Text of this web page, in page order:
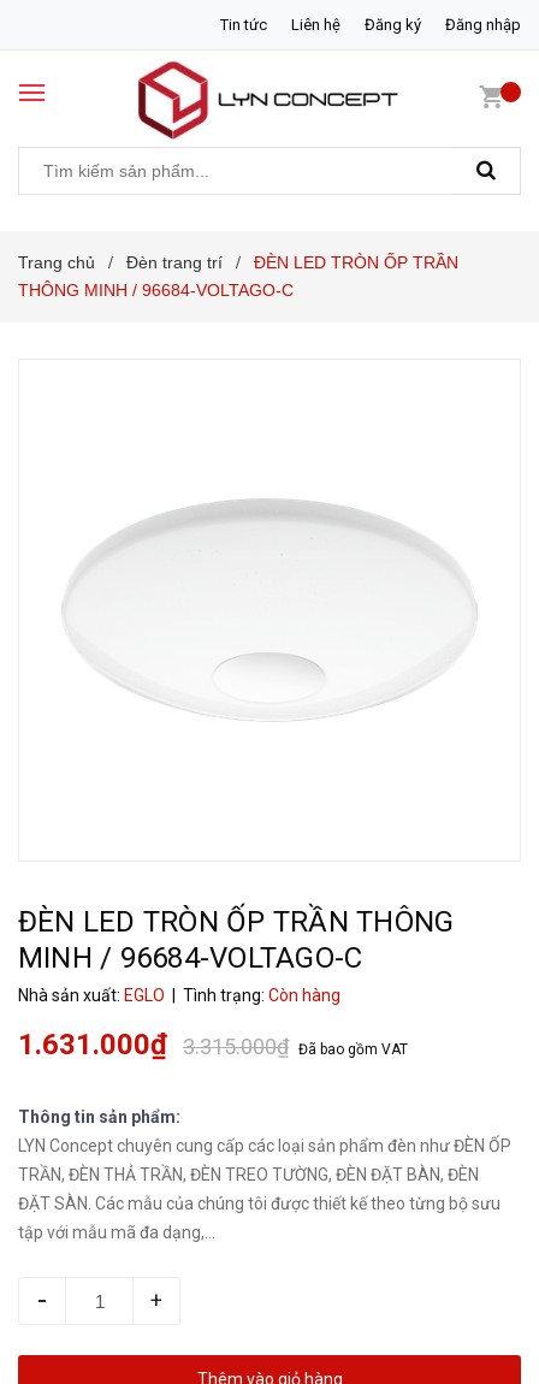
Tin tức Liên hệ Đăng ký Đăng nhập
Trang chủ / Đèn trang trí /
ĐÈN LED TRÒN ỐP TRẦN
THÔNG MINH / 96684-VOLTAGO-C
ĐÈN LED TRÒN ỐP TRẦN THÔNG
MINH / 96684-VOLTAGO-C
Nhà sản xuất: EGLO | Tình trạng: Còn hàng
1.631.000₫ 3.315.000₫ Đã bao gồm VAT
Thông tin sản phẩm:
LYN Concept chuyên cung cấp các loại sản phẩm đèn như ĐÈN ỐP
TRẦN, ĐÈN THẢ TRẦN, ĐÈN TREO TƯỜNG, ĐÈN ĐẶT BÀN, ĐÈN
ĐẶT SÀN. Các mẫu của chúng tôi được thiết kế theo từng bộ sưu
tập với mẫu mã đa dạng,...
- +
Thêm vào giỏ hàng